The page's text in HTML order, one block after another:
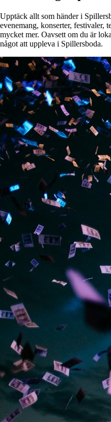
Upptäck allt som händer i
evenemang, konserter, festivaler,
mycket mer. Oavsett om du är
något att uppleva i Spillersboda.